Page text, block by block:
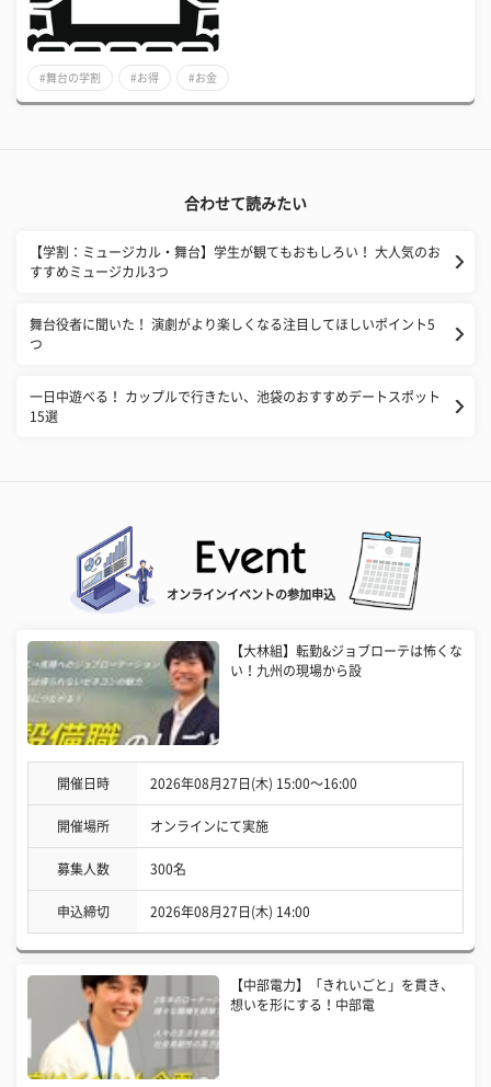
#舞台の学割 #お得 #お金
合わせて読みたい
【学割：ミュージカル・舞台】学生が観てもおもしろい！ 大人気のお
すすめミュージカル3つ
舞台役者に聞いた！ 演劇がより楽しくなる注目してほしいポイント5
つ
一日中遊べる！ カップルで行きたい、池袋のおすすめデートスポット
15選
オンラインイベントの参加申込
【大林組】転勤&ジョブローテは怖くな
い！九州の現場から設
開催日時 2026年08月27日(木) 15:00〜16:00
開催場所 オンラインにて実施
募集人数 300名
申込締切 2026年08月27日(木) 14:00
【中部電力】「きれいごと」を貫き、
想いを形にする！中部電